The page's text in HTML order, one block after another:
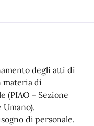
degli atti di
materia di
(PIAO – Sezione
di personale.